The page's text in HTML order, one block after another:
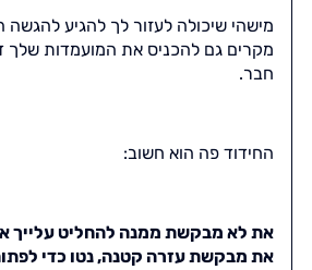
מישהי שיכולה לעזור לך להגיע להגשה
מקרים גם להכניס את המועמדות שלך
חבר.
החידוד פה הוא חשוב:
את לא מבקשת ממנה להחליט עלייך
את מבקשת עזרה קטנה, נטו כדי